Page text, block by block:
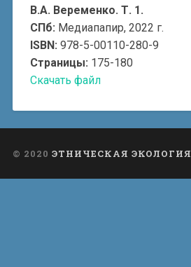
В.А. Веременко. Т. 1.
СПб: Медиапапир, 2022 г.
ISBN: 978-5-00110-280-9
Страницы: 175-180
Скачать файл
© 2020 ЭТНИЧЕСКАЯ ЭКОЛОГИЯ